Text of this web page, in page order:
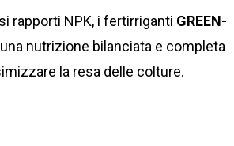
rapporti NPK, i fertirriganti GREEN-
nutrizione bilanciata e completa
la resa delle colture.